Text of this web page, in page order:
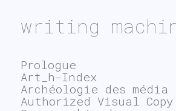
writing
Prologue
Art_h-Index
Archéologie des média
Authorized Visual Copy